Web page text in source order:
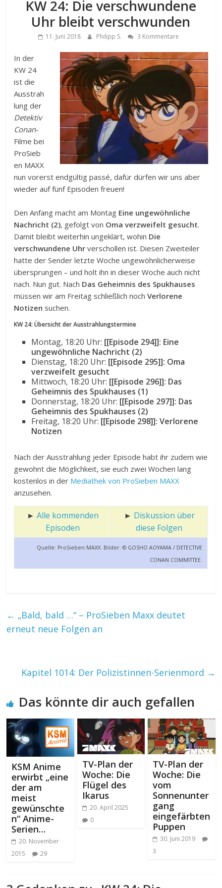
KW 24: Die verschwundene
Uhr bleibt verschwunden
11. Juni 2018 Philipp S. 3 Kommentare
In der
KW 24
ist die
Ausstrah
lung der
Detektiv
Conan-
Filme bei
ProSieb
en MAXX
nun vorerst endgültig passé, dafür dürfen wir uns aber
wieder auf fünf Episoden freuen!
Den Anfang macht am Montag Eine ungewöhnliche
Nachricht (2), gefolgt von Oma verzweifelt gesucht.
Damit bleibt weiterhin ungeklärt, wohin Die
verschwundene Uhr verschollen ist. Diesen Zweiteiler
hatte der Sender letzte Woche ungewöhnlicherweise
übersprungen – und holt ihn in dieser Woche auch nicht
nach. Nun gut. Nach Das Geheimnis des Spukhauses
müssen wir am Freitag schließlich nochVerlorene
Notizen suchen.
KW 24: Übersicht der Ausstrahlungstermine
Montag, 18:20 Uhr: [[Episode 294]]: Eine
ungewöhnliche Nachricht (2)
Dienstag, 18:20 Uhr: [[Episode 295]]: Oma
verzweifelt gesucht
Mittwoch, 18:20 Uhr: [[Episode 296]]: Das
Geheimnis des Spukhauses (1)
Donnerstag, 18:20 Uhr: [[Episode 297]]: Das
Geheimnis des Spukhauses (2)
Freitag, 18:20 Uhr: [[Episode 298]]: Verlorene
Notizen
Nach der Ausstrahlung jeder Episode habt ihr zudem wie
gewohnt die Möglichkeit, sie euch zwei Wochen lang
kostenlos in der Mediathek von ProSieben MAXX
anzusehen.
► Alle kommenden
Episoden
► Diskussion über
diese Folgen
Quelle: ProSieben MAXX. Bilder: © GOSHO AOYAMA / DETECTIVE
CONAN COMMITTEE.
← „Bald, bald …“ – ProSieben Maxx deutet
erneut neue Folgen an
Kapitel 1014: Der Polizistinnen-Serienmord →
Das könnte dir auch gefallen
KSM Anime
erwirbt „eine
der am
meist
gewünschte
n“ Anime-
Serien…
20. November
2015
29
TV-Plan der
Woche: Die
Flügel des
Ikarus
20. April 2025
0
TV-Plan der
Woche: Die
vom
Sonnenunter
gang
eingefärbten
Puppen
30. Juni 2019
3